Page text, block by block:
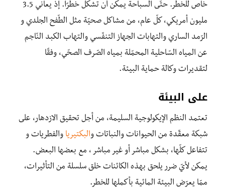
خاص للخطر. حتّى السباحة يمكن أن تشكل خطرًا. إذ يعاني 3.5
مليون أمريكي، كلّ عام، من مشاكل صحيّة مثل الطّفح الجلدي و
الرّمد الساري والتهابات الجهاز التنفّسي والتهاب الكبد النّاجم
عن المياه السّاحلية المحمّلة بمياه الصّرف الصحّي، وفقًا
لتقديرات وكالة حماية البيئة.
على البيئة
تعتمد النظم الإيكولوجية السليمة، من أجل تحقيق الازدهار، على
شبكة معقّدة من الحيوانات والنباتات والبكتيريا والفطريات و
تتفاعل كلّها، بشكل مباشر أو غير مباشر ، مع بعضها البعض.
يمكن لأيّ ضرر يلحق بهذه الكائنات خلق سلسلة من التأثيرات،
ممّا يعرّض البيئة المائية بأكملها للخطر.